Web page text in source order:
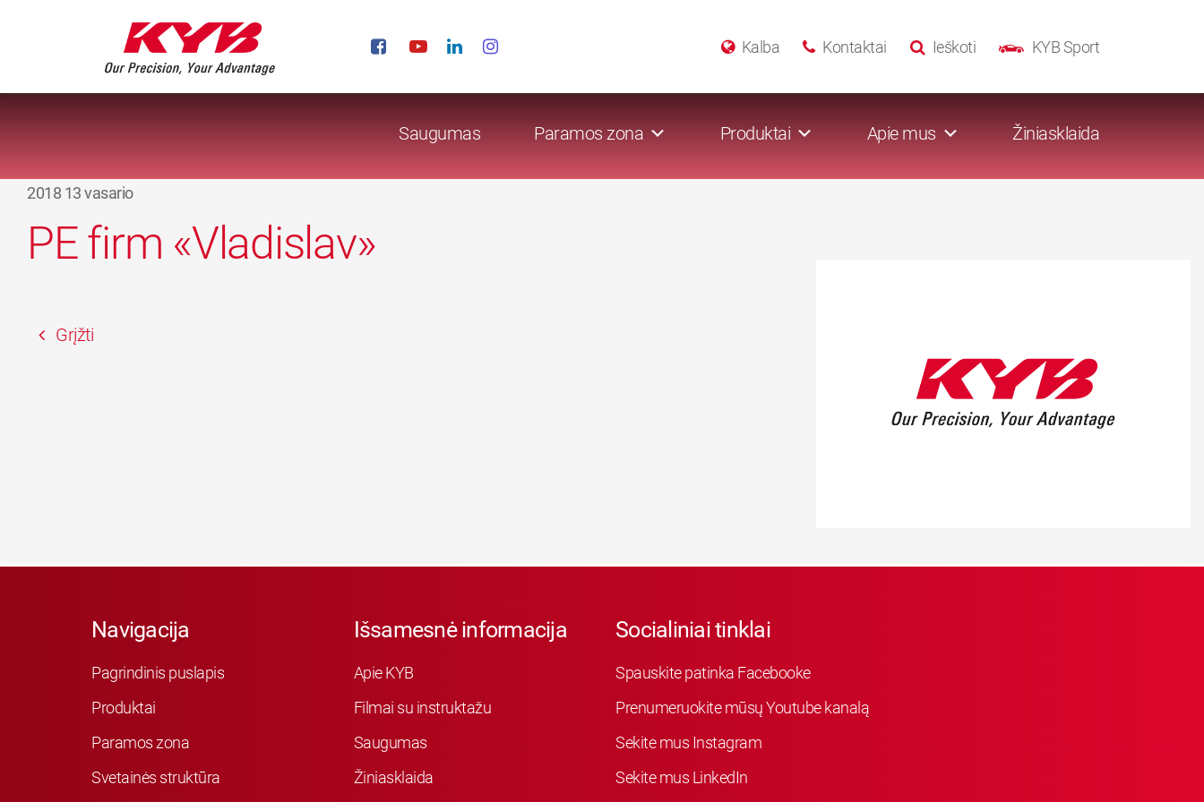
KYB Sport
Ieškoti
Kontaktai
Kalba
Saugumas Paramos zona Produktai Apie mus Žiniasklaida
2018 13 vasario
PE firm «Vladislav»
Grįžti
Navigacija
Pagrindinis puslapis
Produktai
Paramos zona
Svetainės struktūra
Išsamesnė informacija
Apie KYB
Filmai su instruktažu
Saugumas
Žiniasklaida
Socialiniai tinklai
Spauskite patinka Facebooke
Prenumeruokite mūsų Youtube kanalą
Sekite mus Instagram
Sekite mus LinkedIn